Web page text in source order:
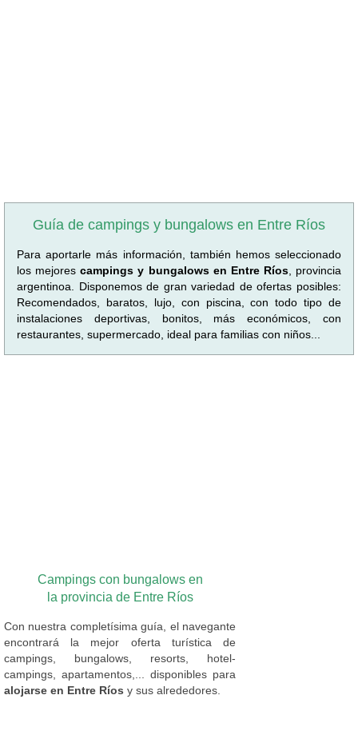
Guía de campings y bungalows en Entre Ríos
Para aportarle más información, también hemos seleccionado
los mejorescampings y bungalows en Entre Ríos, provincia
argentinoa. Disponemos de gran variedad de ofertas posibles:
Recomendados, baratos, lujo, con piscina, con todo tipo de
instalaciones deportivas, bonitos, más económicos, con
restaurantes, supermercado, ideal para familias con niños...
Campings con bungalows en
la provincia de Entre Ríos
Con nuestra completísima guía, el navegante
encontrará la mejor oferta turística de
campings, bungalows, resorts, hotel-
campings, apartamentos,... disponibles para
alojarse en Entre Ríos y sus alrededores.